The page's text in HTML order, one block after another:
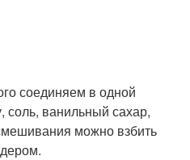
соединяем в одной
соль, ванильный сахар,
можно взбить